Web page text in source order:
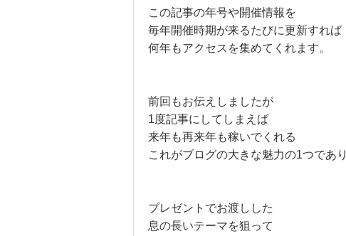
この記事の年号や開催情報を
毎年開催時期が来るたびに更新すれば
何年もアクセスを集めてくれます。
前回もお伝えしましたが
1度記事にしてしまえば
来年も再来年も稼いでくれる
これがブログの大きな魅力の1つであり
プレゼントでお渡しした
息の長いテーマを狙って